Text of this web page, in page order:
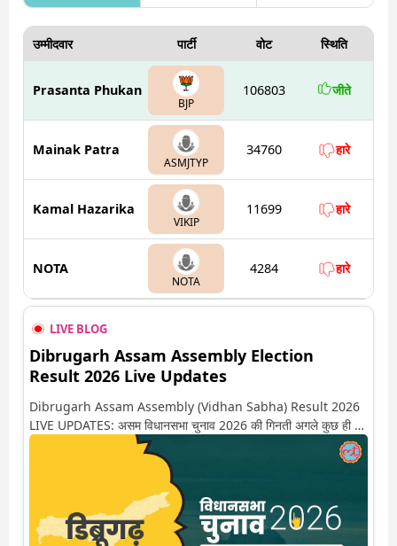
उम्मीदवार पार्टी वोट स्थिति
Prasanta Phukan
BJP
106803 जीते
Mainak Patra
ASMJTYP
34760 हारे
Kamal Hazarika
VIKIP
11699 हारे
NOTA
NOTA
4284 हारे
LIVE BLOG
Dibrugarh Assam Assembly Election
Result 2026 Live Updates
Dibrugarh Assam Assembly (Vidhan Sabha) Result 2026
LIVE UPDATES: असम विधानसभा चुनाव 2026 की गिनती अगले कुछ ही देर
में शुरू होने वाली है. यहां देखें डिब्रूगढ़ सीट पर कौन आगे-कौन पीछे से लेकर
किस तरफ जा रहें है रुझान. साथ ही पाइए इस सीट पर हो रही हर एक हलचल